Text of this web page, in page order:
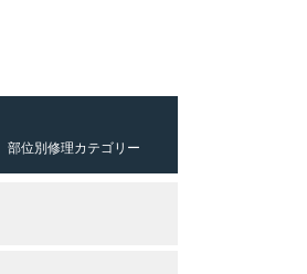
部位別修理カテゴリー